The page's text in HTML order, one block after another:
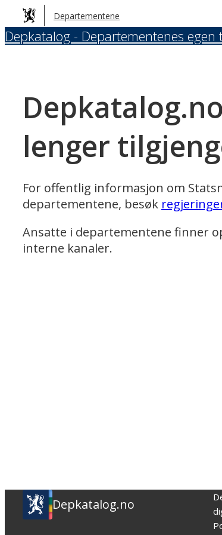
Hopp
til
hovedinnhold
Departementene
Depkatalog - Departementenes egen
lenger
For offentlig informasjon om
departementene, besøk
Ansatte i departementene finner
interne kanaler.
Depkatalog.no